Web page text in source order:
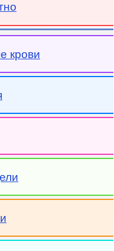
крови